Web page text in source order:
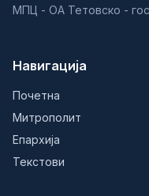
МПЦ - ОА Тетовско -
Навигација
Почетна
Митрополит
Епархија
Текстови